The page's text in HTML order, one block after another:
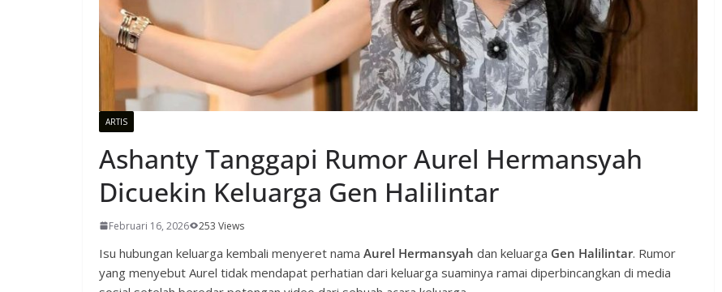
ARTIS
Ashanty Tanggapi Rumor Aurel Hermansyah
Dicuekin Keluarga Gen Halilintar
Februari 16, 2026 253 Views
Isu hubungan keluarga kembali menyeret nama Aurel Hermansyah dan keluarga Gen Halilintar. Rumor
yang menyebut Aurel tidak mendapat perhatian dari keluarga suaminya ramai diperbincangkan di media